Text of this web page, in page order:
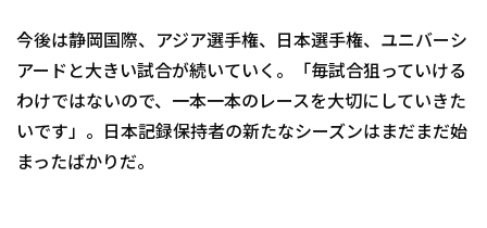
今後は静岡国際、アジア選手権、日本選手権、ユニバーシ
アードと大きい試合が続いていく。「毎試合狙っていける
わけではないので、一本一本のレースを大切にしていきた
いです」。日本記録保持者の新たなシーズンはまだまだ始
まったばかりだ。